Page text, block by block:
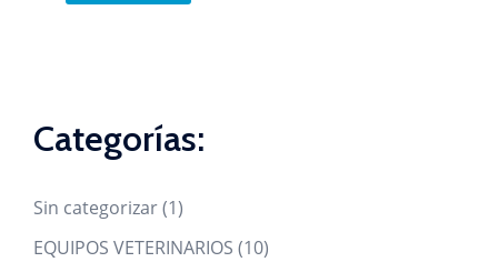
Categorías:
Sin categorizar 11
product
EQUIPOS VETERINARIOS 1010